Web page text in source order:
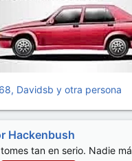
, Davidsb y otra persona
Hackenbush
tan en serio. Nadie